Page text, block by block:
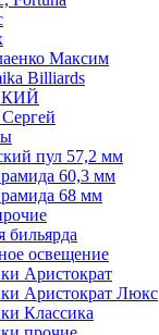
Максим
Billiards
пул 57,2 мм
60,3 мм
68 мм
бильярда
освещение
Аристократ
Аристократ Люкс
Классика